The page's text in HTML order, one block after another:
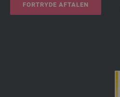
FORTRYDE AFTALEN